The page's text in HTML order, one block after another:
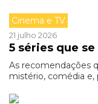
Cinema e TV
21 julho 2026
5 séries que
As recomendações
mistério, comédia e,